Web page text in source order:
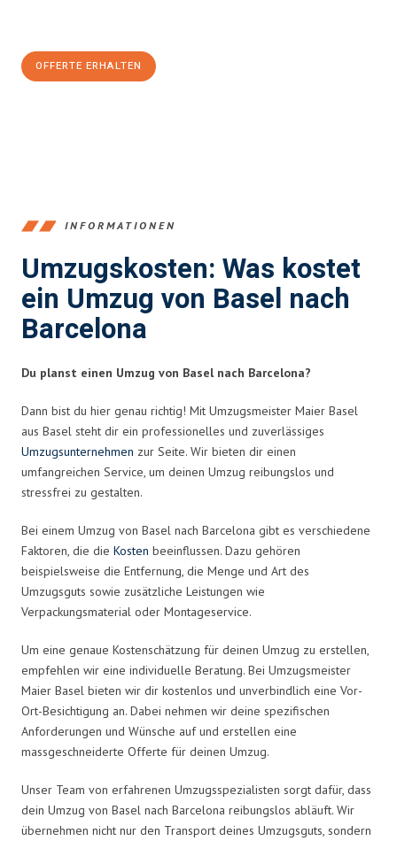
OFFERTE ERHALTEN
INFORMATIONEN
Umzugskosten: Was kostet
ein Umzug von Basel nach
Barcelona
Du planst einen Umzug von Basel nach Barcelona?
Dann bist du hier genau richtig! Mit Umzugsmeister Maier Basel
aus Basel steht dir ein professionelles und zuverlässiges
Umzugsunternehmen zur Seite. Wir bieten dir einen
umfangreichen Service, um deinen Umzug reibungslos und
stressfrei zu gestalten.
Bei einem Umzug von Basel nach Barcelona gibt es verschiedene
Faktoren, die die Kosten beeinflussen. Dazu gehören
beispielsweise die Entfernung, die Menge und Art des
Umzugsguts sowie zusätzliche Leistungen wie
Verpackungsmaterial oder Montageservice.
Um eine genaue Kostenschätzung für deinen Umzug zu erstellen,
empfehlen wir eine individuelle Beratung. Bei Umzugsmeister
Maier Basel bieten wir dir kostenlos und unverbindlich eine Vor-
Ort-Besichtigung an. Dabei nehmen wir deine spezifischen
Anforderungen und Wünsche auf und erstellen eine
massgeschneiderte Offerte für deinen Umzug.
Unser Team von erfahrenen Umzugsspezialisten sorgt dafür, dass
dein Umzug von Basel nach Barcelona reibungslos abläuft. Wir
übernehmen nicht nur den Transport deines Umzugsguts, sondern